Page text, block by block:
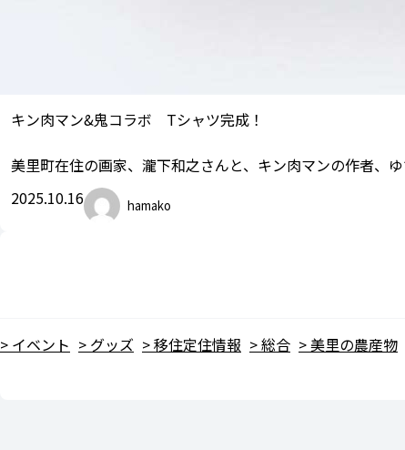
キン肉マン&鬼コラボ Tシャツ完成！
美里町在住の画家、瀧下和之さんと、キン肉マンの作者
2025.10.16
hamako
イベント グッズ 移住定住情報 総合 美里の農産物